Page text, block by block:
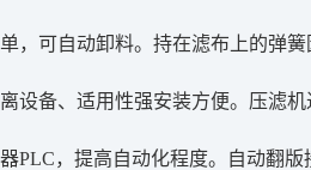
，可自动卸料。持在滤布上的弹
设备、适用性强安装方便。压滤
PLC，提高自动化程度。自动翻